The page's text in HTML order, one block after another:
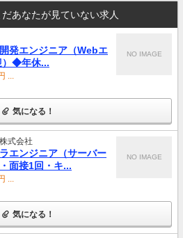
あなたが見ていない求人
発エンジニア（Webエ
）◆年休...
...
NO IMAGE
気になる！
式会社
エンジニア（サーバー
面接1回・キ...
...
NO IMAGE
気になる！